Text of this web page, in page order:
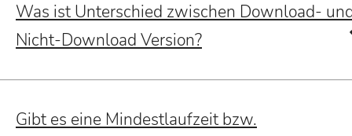
Was ist Unterschied zwischen Download-
Nicht-Download Version?
Gibt es eine Mindestlaufzeit bzw.